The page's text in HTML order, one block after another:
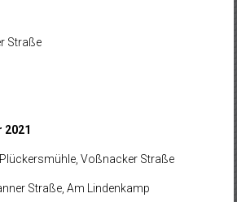
Straße
2021
Voßnacker Straße
Straße, Am Lindenkamp